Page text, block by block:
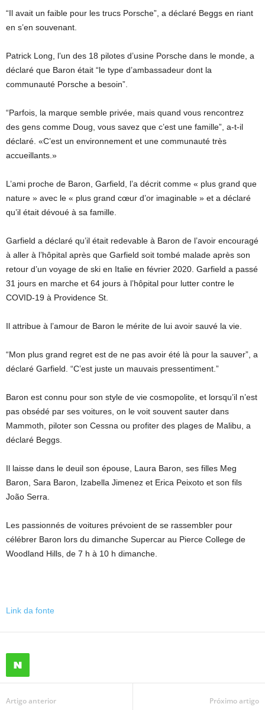
“Il avait un faible pour les trucs Porsche”, a déclaré Beggs en riant
en s’en souvenant.
Patrick Long, l’un des 18 pilotes d’usine Porsche dans le monde, a
déclaré que Baron était “le type d’ambassadeur dont la
communauté Porsche a besoin”.
“Parfois, la marque semble privée, mais quand vous rencontrez
des gens comme Doug, vous savez que c’est une famille”, a-t-il
déclaré. «C’est un environnement et une communauté très
accueillants.»
L’ami proche de Baron, Garfield, l’a décrit comme « plus grand que
nature » avec le « plus grand cœur d’or imaginable » et a déclaré
qu’il était dévoué à sa famille.
Garfield a déclaré qu’il était redevable à Baron de l’avoir encouragé
à aller à l’hôpital après que Garfield soit tombé malade après son
retour d’un voyage de ski en Italie en février 2020. Garfield a passé
31 jours en marche et 64 jours à l’hôpital pour lutter contre le
COVID-19 à Providence St.
Il attribue à l’amour de Baron le mérite de lui avoir sauvé la vie.
“Mon plus grand regret est de ne pas avoir été là pour la sauver”, a
déclaré Garfield. “C’est juste un mauvais pressentiment.”
Baron est connu pour son style de vie cosmopolite, et lorsqu’il n’est
pas obsédé par ses voitures, on le voit souvent sauter dans
Mammoth, piloter son Cessna ou profiter des plages de Malibu, a
déclaré Beggs.
Il laisse dans le deuil son épouse, Laura Baron, ses filles Meg
Baron, Sara Baron, Izabella Jimenez et Erica Peixoto et son fils
João Serra.
Les passionnés de voitures prévoient de se rassembler pour
célébrer Baron lors du dimanche Supercar au Pierce College de
Woodland Hills, de 7 h à 10 h dimanche.
Link da fonte
Artigo anterior Próximo artigo